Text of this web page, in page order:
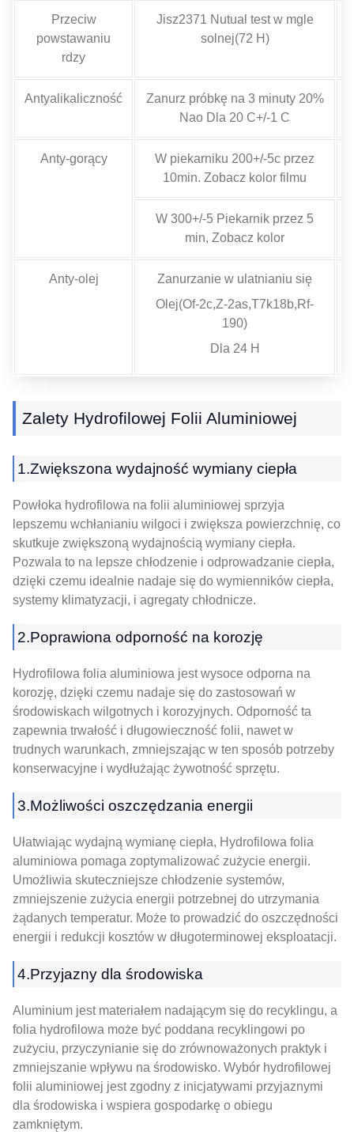
Przeciw
powstawaniu
rdzy
Jisz2371 Nutual test w mgle
solnej(72 H)
Antyalikaliczność
Zanurz próbkę na 3 minuty 20%
Nao Dla 20 C+/-1 C
Anty-gorący
W piekarniku 200+/-5c przez
10min. Zobacz kolor filmu
W 300+/-5 Piekarnik przez 5
min, Zobacz kolor
Anty-olej
Zanurzanie w ulatnianiu się
Olej(Of-2c,Z-2as,T7k18b,Rf-
190)
Dla 24 H
Zalety Hydrofilowej Folii Aluminiowej
1.Zwiększona wydajność wymiany ciepła
Powłoka hydrofilowa na folii aluminiowej sprzyja
lepszemu wchłanianiu wilgoci i zwiększa powierzchnię, co
skutkuje zwiększoną wydajnością wymiany ciepła.
Pozwala to na lepsze chłodzenie i odprowadzanie ciepła,
dzięki czemu idealnie nadaje się do wymienników ciepła,
systemy klimatyzacji, i agregaty chłodnicze.
2.Poprawiona odporność na korozję
Hydrofilowa folia aluminiowa jest wysoce odporna na
korozję, dzięki czemu nadaje się do zastosowań w
środowiskach wilgotnych i korozyjnych. Odporność ta
zapewnia trwałość i długowieczność folii, nawet w
trudnych warunkach, zmniejszając w ten sposób potrzeby
konserwacyjne i wydłużając żywotność sprzętu.
3.Możliwości oszczędzania energii
Ułatwiając wydajną wymianę ciepła, Hydrofilowa folia
aluminiowa pomaga zoptymalizować zużycie energii.
Umożliwia skuteczniejsze chłodzenie systemów,
zmniejszenie zużycia energii potrzebnej do utrzymania
żądanych temperatur. Może to prowadzić do oszczędności
energii i redukcji kosztów w długoterminowej eksploatacji.
4.Przyjazny dla środowiska
Aluminium jest materiałem nadającym się do recyklingu, a
folia hydrofilowa może być poddana recyklingowi po
zużyciu, przyczynianie się do zrównoważonych praktyk i
zmniejszanie wpływu na środowisko. Wybór hydrofilowej
folii aluminiowej jest zgodny z inicjatywami przyjaznymi
dla środowiska i wspiera gospodarkę o obiegu
zamkniętym.